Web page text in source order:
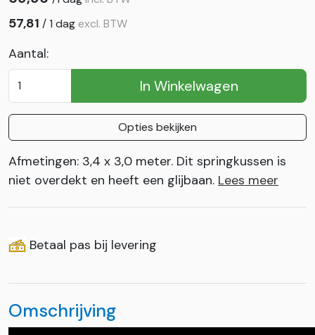
57,81 /1 dag excl. BTW
Aantal:
In Winkelwagen
Opties bekijken
Afmetingen: 3,4 x 3,0 meter. Dit springkussen is
niet overdekt en heeft een glijbaan. Lees meer
Betaal pas bij levering
Omschrijving